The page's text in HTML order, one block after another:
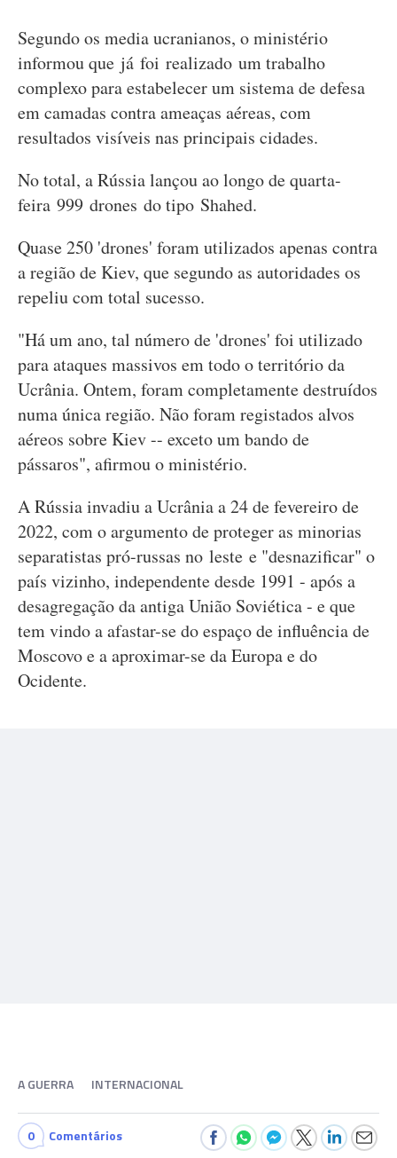
Segundo os media ucranianos, o ministério
informou que já foi realizado um trabalho
complexo para estabelecer um sistema de defesa
em camadas contra ameaças aéreas, com
resultados visíveis nas principais cidades.
No total, a Rússia lançou ao longo de quarta-
feira 999 drones do tipo Shahed.
Quase 250 'drones' foram utilizados apenas contra
a região de Kiev, que segundo as autoridades os
repeliu com total sucesso.
"Há um ano, tal número de 'drones' foi utilizado
para ataques massivos em todo o território da
Ucrânia. Ontem, foram completamente destruídos
numa única região. Não foram registados alvos
aéreos sobre Kiev -- exceto um bando de
pássaros", afirmou o ministério.
A Rússia invadiu a Ucrânia a 24 de fevereiro de
2022, com o argumento de proteger as minorias
separatistas pró-russas no leste e "desnazificar" o
país vizinho, independente desde 1991 - após a
desagregação da antiga União Soviética - e que
tem vindo a afastar-se do espaço de influência de
Moscovo e a aproximar-se da Europa e do
Ocidente.
A GUERRA INTERNACIONAL
0 Comentários